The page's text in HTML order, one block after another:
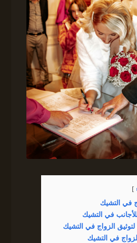
في التشيك
في التشيك
لتوثيق الزواج في التشيك
في التشيك